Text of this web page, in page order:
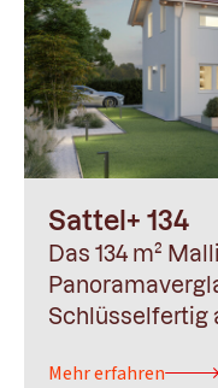
Sattel+ 134
Das 134 m²
Schlüsselfertig
Mehr erfahren